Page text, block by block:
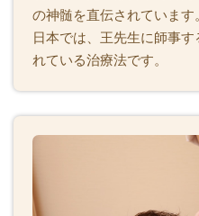
の神髄を直伝されています
日本では、王先生に師事
れている治療法です。